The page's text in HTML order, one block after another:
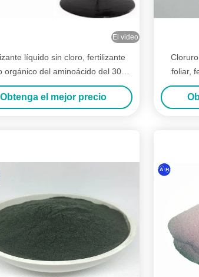
El video
líquido sin cloro, fertilizante
orgánico del aminoácido del 30%
para las plantas
Obtenga el mejor precio
foliar,